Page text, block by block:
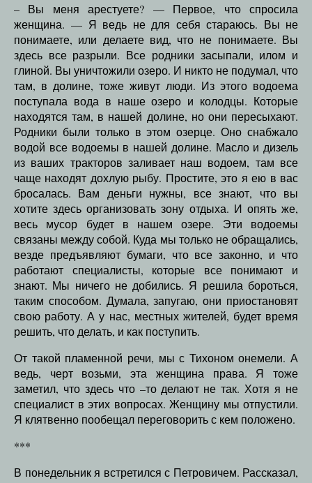
– Вы меня арестуете? — Первое, что спросила
женщина. — Я ведь не для себя стараюсь. Вы не
понимаете, или делаете вид, что не понимаете. Вы
здесь все разрыли. Все родники засыпали, илом и
глиной. Вы уничтожили озеро. И никто не подумал, что
там, в долине, тоже живут люди. Из этого водоема
поступала вода в наше озеро и колодцы. Которые
находятся там, в нашей долине, но они пересыхают.
Родники были только в этом озерце. Оно снабжало
водой все водоемы в нашей долине. Масло и дизель
из ваших тракторов заливает наш водоем, там все
чаще находят дохлую рыбу. Простите, это я ею в вас
бросалась. Вам деньги нужны, все знают, что вы
хотите здесь организовать зону отдыха. И опять же,
весь мусор будет в нашем озере. Эти водоемы
связаны между собой. Куда мы только не обращались,
везде предъявляют бумаги, что все законно, и что
работают специалисты, которые все понимают и
знают. Мы ничего не добились. Я решила бороться,
таким способом. Думала, запугаю, они приостановят
свою работу. А у нас, местных жителей, будет время
решить, что делать, и как поступить.
От такой пламенной речи, мы с Тихоном онемели. А
ведь, черт возьми, эта женщина права. Я тоже
заметил, что здесь что –то делают не так. Хотя я не
специалист в этих вопросах. Женщину мы отпустили.
Я клятвенно пообещал переговорить с кем положено.
***
В понедельник я встретился с Петровичем. Рассказал,